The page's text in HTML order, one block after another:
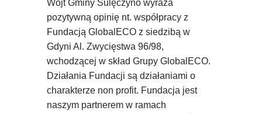
Wójt Gminy Sulęczyno wyraża
pozytywną opinię nt. współpracy z
Fundacją GlobalECO z siedzibą w
Gdyni Al. Zwycięstwa 96/98,
wchodzącej w skład Grupy GlobalECO.
Działania Fundacji są działaniami o
charakterze non profit. Fundacja jest
naszym partnerem w ramach